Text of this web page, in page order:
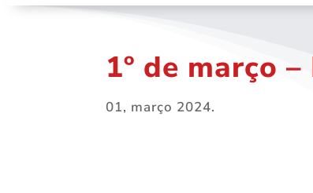
1º de março
01, março 2024.